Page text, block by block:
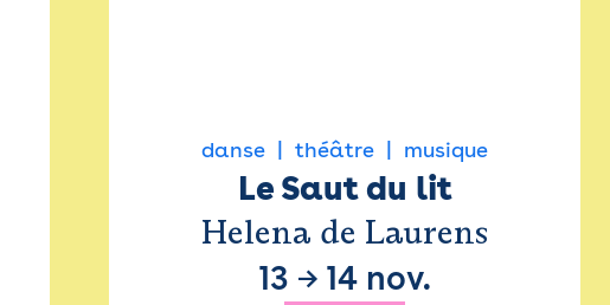
danse théâtre musique
Le Saut du lit
Helena de Laurens
13 → 14 nov.